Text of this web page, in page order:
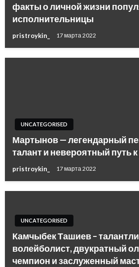
факты о личной жизни
исполнительницы
pristroykin_ 17 марта 2022
UNCATEGORISED
Мартынов — легендарный
талант и невероятный путь
pristroykin_ 17 марта 2022
UNCATEGORISED
Камчыбек Ташиев –
волейболист, двукратный
чемпион и заслуженный